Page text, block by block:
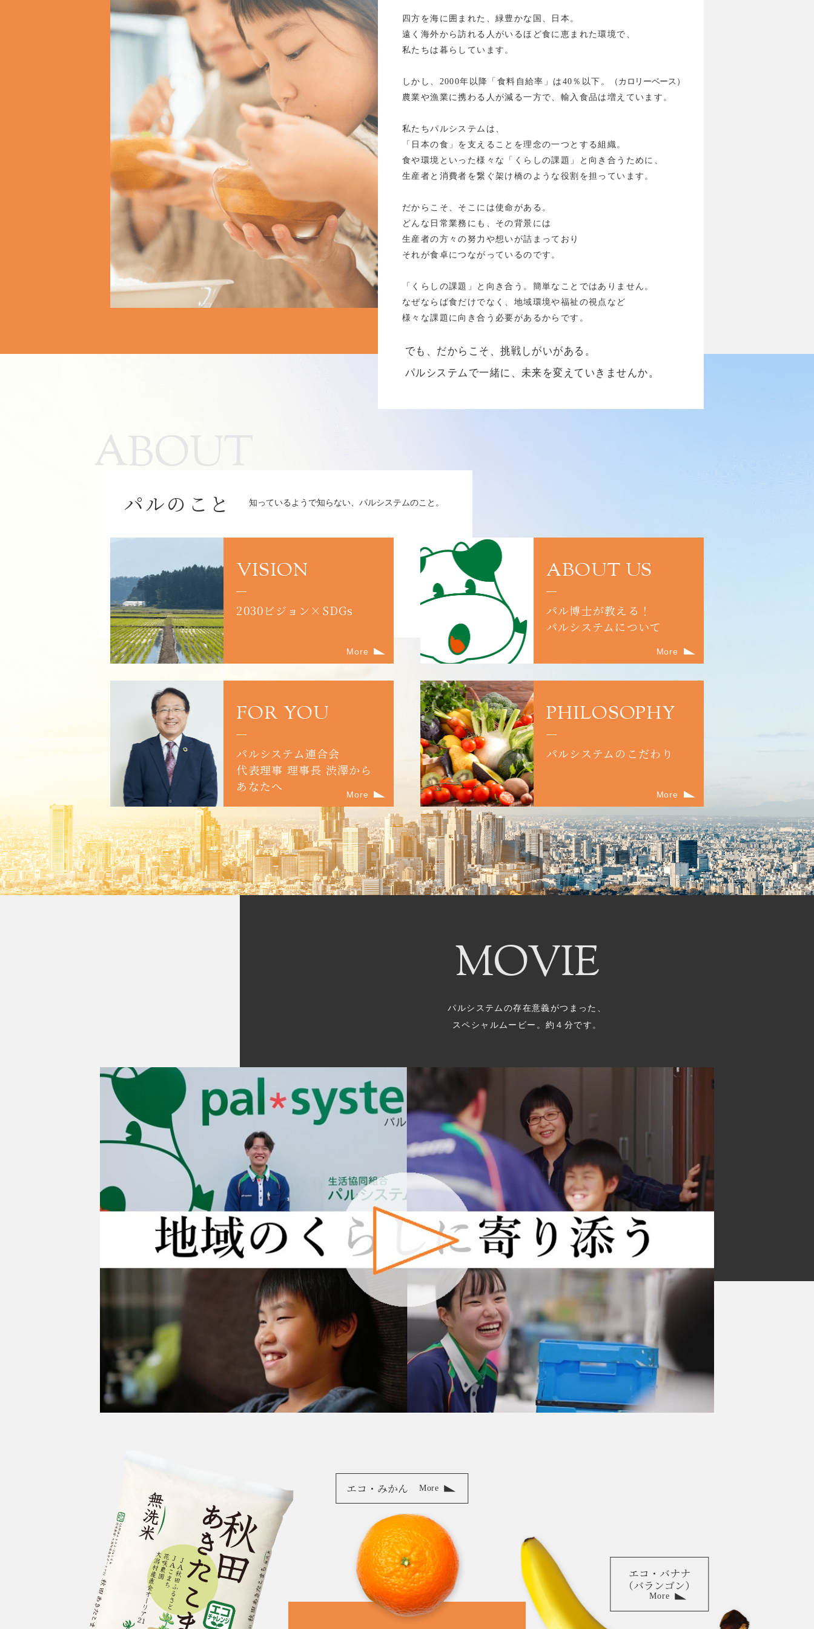
四方を海に囲まれた、緑豊かな国、日本。
遠く海外から訪れる人がいるほど食に恵まれた環境で、
私たちは暮らしています。
しかし、2000年以降「食料自給率」は 40％以下。
（カロリーベース）
農業や漁業に携わる人が減る一方で、輸入食品は増えています。
私たちパルシステムは、
「日本の食」を支えることを理念の一つとする組織。
食や環境といった様々な「くらしの課題」と向き合うために、
生産者と消費者を繋ぐ架け橋のような役割を担っています。
だからこそ、そこには使命がある。
どんな日常業務にも、その背景には
生産者の方々の努力や想いが詰まっており
それが食卓につながっているのです。
「くらしの課題」と向き合う。簡単なことではありません。
なぜならば食だけでなく、地域環境や福祉の視点など
様々な課題に向き合う必要があるからです。
でも、だからこそ、挑戦しがいがある。
パルシステムで一緒に、未来を変えていきませんか。
ABOUT
パルのこと 知っているようで知らない、パルシステムのこと。
VISION
2030ビジョン×SDGs
More
ABOUT US
パル博士が教える！
パルシステムについて
More
FOR YOU
パルシステム連合会
代表理事 理事長 渋澤から
あなたへ
More
PHILOSOPHY
パルシステムのこだわり
More
MOVIE
パルシステムの存在意義がつまった、
スペシャルムービー。約４分です。
エコ・みかん More
エコ・バナナ
（バランゴン）
More